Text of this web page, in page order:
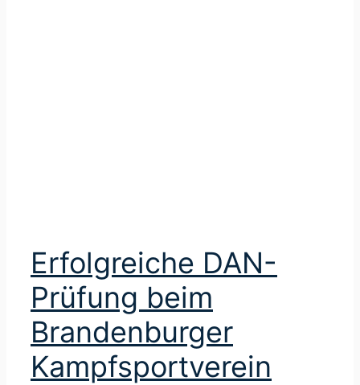
Erfolgreiche DAN-
Prüfung beim
Brandenburger
Kampfsportverein